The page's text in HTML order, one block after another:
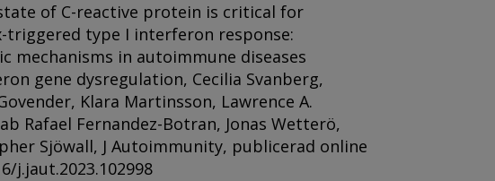
of C-reactive protein is critical for
triggered type I interferon response:
mechanisms in autoimmune diseases
gene dysregulation, Cecilia Svanberg,
Klara Martinsson, Lawrence A.
Rafael Fernandez-Botran, Jonas Wetterö,
Sjöwall, J Autoimmunity, publicerad online
j.jaut.2023.102998